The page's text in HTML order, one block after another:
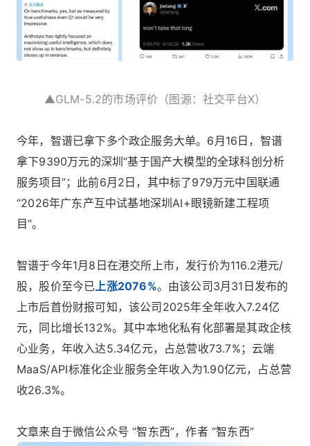
▲GLM-5.2的市场评价（图源：社交平台X）
今年，智谱已拿下多个政企服务大单。6月16日，智谱
拿下9390万元的深圳“基于国产大模型的全球科创分析
服务项目”；此前6月2日，其中标了979万元中国联通
“2026年广东产互中试基地深圳AI+眼镜新建工程项
目”。
智谱于今年1月8日在港交所上市，发行价为116.2港元/
股，股价至今已上涨2076%。由该公司3月31日发布的
上市后首份财报可知，该公司2025年全年收入7.24亿
元，同比增长132%。其中本地化私有化部署是其政企核
心业务，年收入达5.34亿元，占总营收73.7%；云端
MaaS/API标准化企业服务全年收入为1.90亿元，占总营
收26.3%。
文章来自于微信公众号 “智东西”，作者 “智东西”